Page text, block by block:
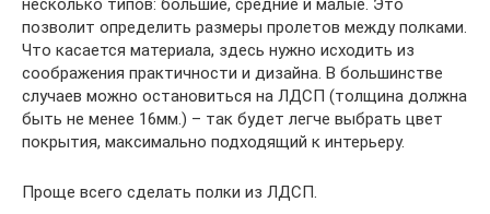
несколько типов: большие, средние и малые. Это
позволит определить размеры пролетов между полками.
Что касается материала, здесь нужно исходить из
соображения практичности и дизайна. В большинстве
случаев можно остановиться на ЛДСП (толщина должна
быть не менее 16мм.) – так будет легче выбрать цвет
покрытия, максимально подходящий к интерьеру.
Проще всего сделать полки из ЛДСП.